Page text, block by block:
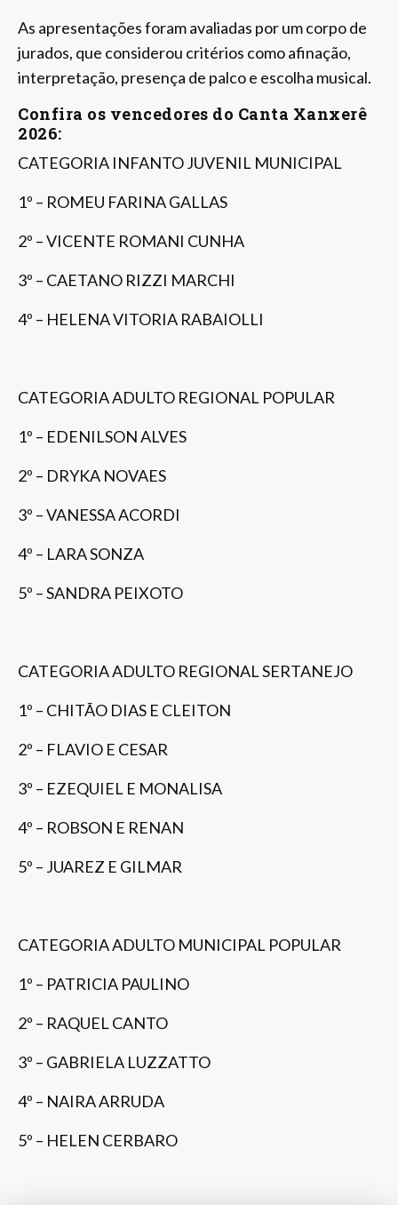
As apresentações foram avaliadas por um corpo de
jurados, que considerou critérios como afinação,
interpretação, presença de palco e escolha musical.
Confira os vencedores do Canta Xanxerê
2026:
CATEGORIA INFANTO JUVENIL MUNICIPAL
1º – ROMEU FARINA GALLAS
2º – VICENTE ROMANI CUNHA
3º – CAETANO RIZZI MARCHI
4º – HELENA VITORIA RABAIOLLI
CATEGORIA ADULTO REGIONAL POPULAR
1º – EDENILSON ALVES
2º – DRYKA NOVAES
3º – VANESSA ACORDI
4º – LARA SONZA
5º – SANDRA PEIXOTO
CATEGORIA ADULTO REGIONAL SERTANEJO
1º – CHITÃO DIAS E CLEITON
2º – FLAVIO E CESAR
3º – EZEQUIEL E MONALISA
4º – ROBSON E RENAN
5º – JUAREZ E GILMAR
CATEGORIA ADULTO MUNICIPAL POPULAR
1º – PATRICIA PAULINO
2º – RAQUEL CANTO
3º – GABRIELA LUZZATTO
4º – NAIRA ARRUDA
5º – HELEN CERBARO